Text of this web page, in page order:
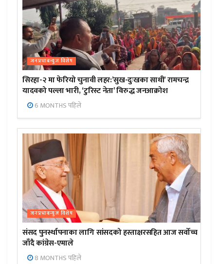
जनप्रभाबन्युज विशेष
सिरहा-२ मा फेरियो चुनावी लहर:’सुख-दुःखका साथी’ रामचन्द्र
यादवको पल्ला भारी, ‘टुरिस्ट नेता’ विरुद्ध जनआक्रोश
6 MONTHS पहिले
जनप्रभाबन्युज विशेष
संसद पुनर्स्थापनाका लागि सांसदको हस्ताक्षरसहित आज सर्वोच्च
जाँदै कांग्रेस-एमाले
8 MONTHS पहिले